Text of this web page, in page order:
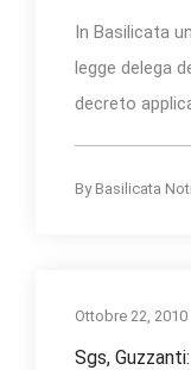
In Basilicata
legge delega
decreto
By Basilicata
Ottobre 22, 2010
Sgs,